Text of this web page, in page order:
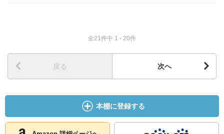
全21件中 1 - 20件
戻る 次へ
本棚に登録する